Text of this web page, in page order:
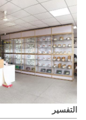
التفسير